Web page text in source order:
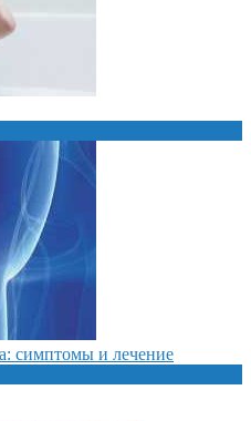
симптомы и лечение